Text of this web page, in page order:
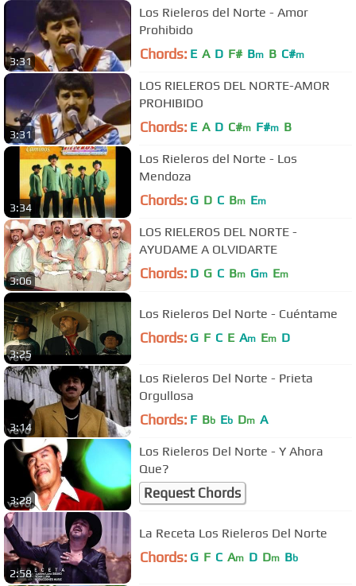
3:31
Los Rieleros del Norte - Amor
Prohibido
Chords: E A D F# Bm B C#m
3:31
LOS RIELEROS DEL NORTE-AMOR
PROHIBIDO
Chords: E A D C#m F#m B
3:34
Los Rieleros del Norte - Los
Mendoza
Chords: G D C Bm Em
3:06
LOS RIELEROS DEL NORTE -
AYUDAME A OLVIDARTE
Chords: D G C Bm Gm Em
3:25
Los Rieleros Del Norte - Cuéntame
Chords: G F C E Am Em D
3:14
Los Rieleros Del Norte - Prieta
Orgullosa
Chords: F Bb Eb Dm A
3:28
Los Rieleros Del Norte - Y Ahora
Que?
Request Chords
2:58
La Receta Los Rieleros Del Norte
Chords: G F C Am D Dm Bb